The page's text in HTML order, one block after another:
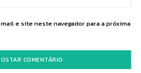
e site neste navegador para a próxima